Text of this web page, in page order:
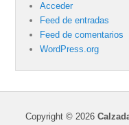
Acceder
Feed de entradas
Feed de comentarios
WordPress.org
Copyright © 2026